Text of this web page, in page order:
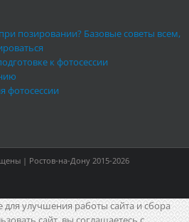
позировании? Базовые советы всем,
к фотосессии
фотосессии
| Ростов-на-Дону 2015-2026
улучшения работы сайта и сбора